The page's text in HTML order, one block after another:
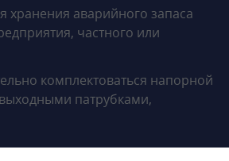
аварийного запаса
частного или
комплектоваться напорной
патрубками,